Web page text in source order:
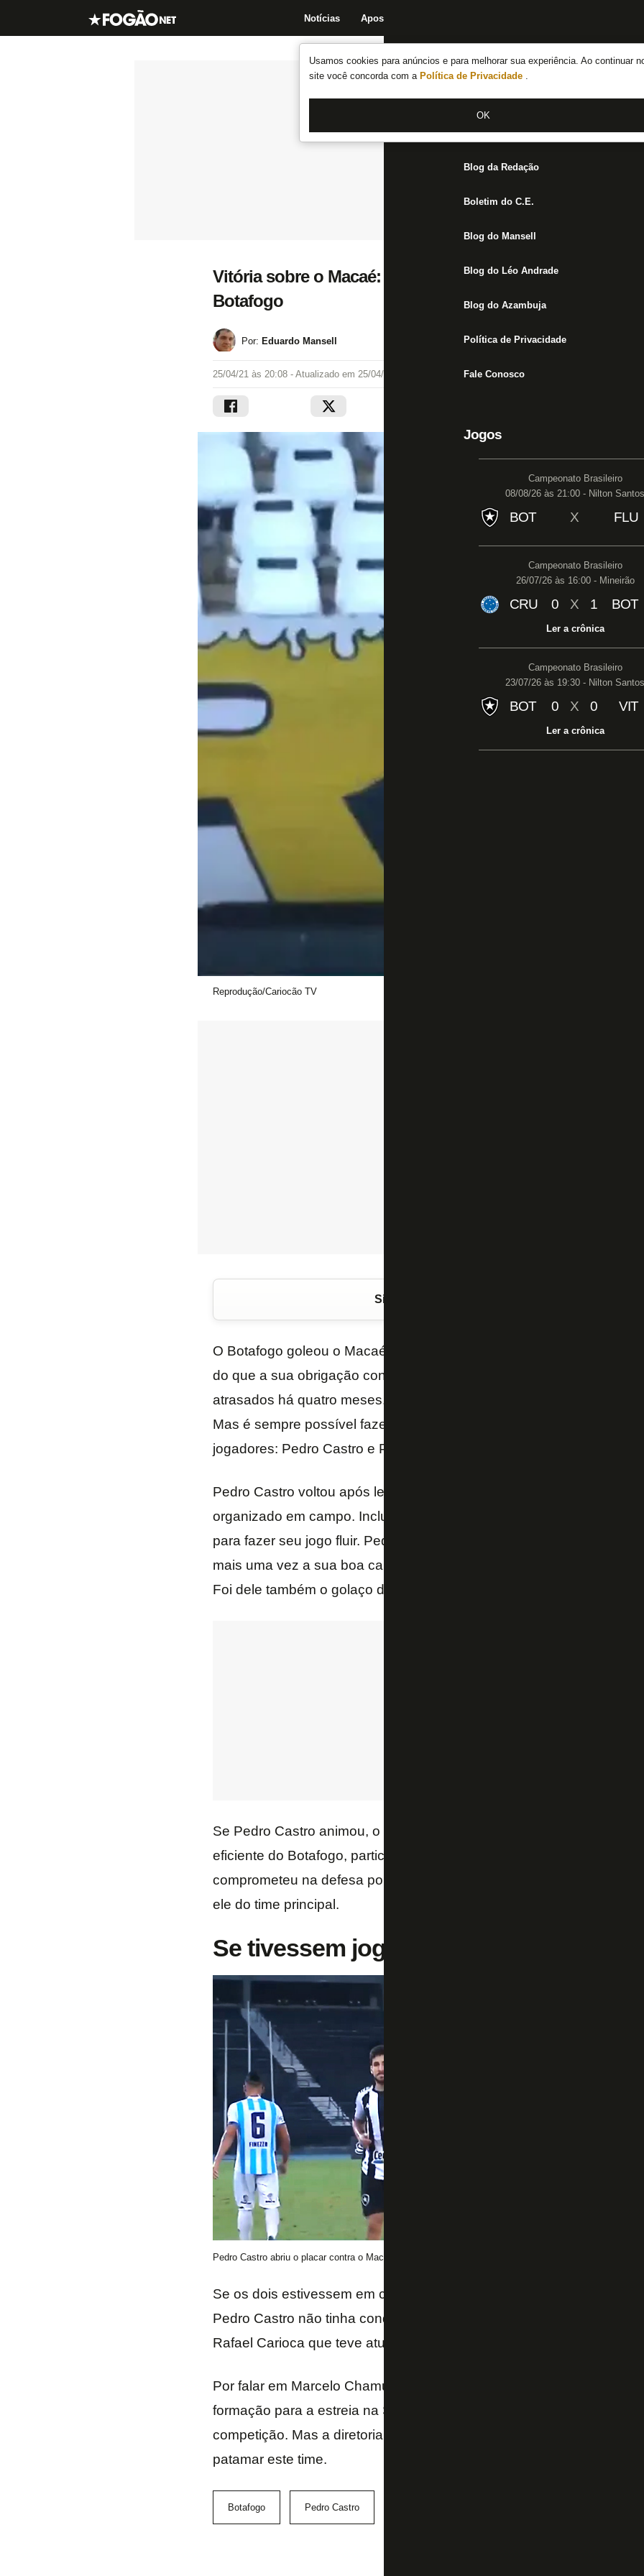
Usamos cookies para anúncios e para melhorar sua experiência. Ao continuar
site você concorda com a Política de Privacidade .
OK
Notícias Apostas
Notícias do Botafogo
Fórum
Jogos
Blog da Redação
Boletim do C.E.
Blog do Mansell
Blog do Léo Andrade
Blog do Azambuja
Política de Privacidade
Fale Conosco
Jogos
Campeonato Brasileiro
08/08/26 às 21:00 - Nilton Santos
BOT X FLU
Campeonato Brasileiro
26/07/26 às 16:00 - Mineirão
CRU 0 X 1 BOT
Ler a crônica
Campeonato Brasileiro
23/07/26 às 19:30 - Nilton Santos
BOT 0 X 0 VIT
Ler a crônica
Vitória sobre o Macaé: precisamos falar de Pedro Castro
Botafogo
Por: Eduardo Mansell
25/04/21 às 20:08 - Atualizado em 25/04/21 às 20:08
Reprodução/Cariocão TV
Siga o FogãoNET
O Botafogo goleou o Macaé na última rodada do Campeonato
do que a sua obrigação contra um time que está rebaixado e com os
atrasados há quatro meses. Tanto que os jogadores sentaram em
Mas é sempre possível fazer algumas observações. Por isso
jogadores: Pedro Castro e PV.
Pedro Castro voltou após lesão muscular. E com o retorno dele se
organizado em campo. Inclusive permitindo que Ricardinho tivesse
para fazer seu jogo fluir. Pedro Castro não só organizou o time como
mais uma vez a sua boa capacidade de finalização abrindo o
Foi dele também o golaço de falta contra o Moto Club pela Copa do
Se Pedro Castro animou, o que dizer que PV. O lateral-esquerdo foi
eficiente do Botafogo, participando da jogada dos dois gols. Eficiente
comprometeu na defesa por conta do excelente preparo físico. Agora
ele do time principal.
Se tivessem jogado contra o ABC?
Pedro Castro abriu o placar contra o Macaé (Foto: Vitor Silva/Botafogo)
Se os dois estivessem em campo contra o ABC talvez a história
Pedro Castro não tinha condições porque estava lesionado. PV foi
Rafael Carioca que teve atuação patética. Que sirva de lição para
Por falar em Marcelo Chamusca, que ele use bem a Taça Rio para
formação para a estreia na Série B. Terá mais de um mês antes da
competição. Mas a diretoria também precisa entregar logo os
patamar este time.
Botafogo Pedro Castro